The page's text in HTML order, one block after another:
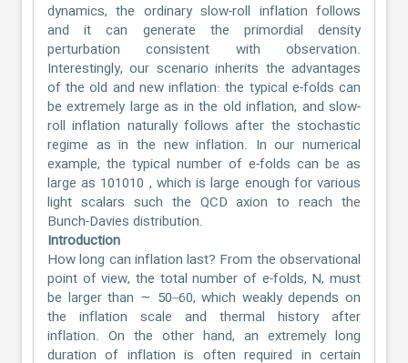
dynamics, the ordinary slow-roll inflation follows
and it can generate the primordial density
perturbation consistent with observation.
Interestingly, our scenario inherits the advantages
of the old and new inflation: the typical e-folds can
be extremely large as in the old inflation, and slow-
roll inflation naturally follows after the stochastic
regime as in the new inflation. In our numerical
example, the typical number of e-folds can be as
large as 101010 , which is large enough for various
light scalars such the QCD axion to reach the
Bunch-Davies distribution.
Introduction
How long can inflation last? From the observational
point of view, the total number of e-folds, N, must
be larger than ∼ 50–60, which weakly depends on
the inflation scale and thermal history after
inflation. On the other hand, an extremely long
duration of inflation is often required in certain